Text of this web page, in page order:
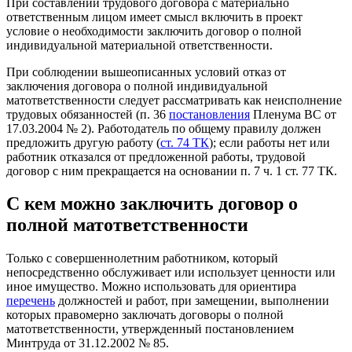
ответственным лицом имеет смысл включить в проект
условие о необходимости заключить договор о полной
индивидуальной материальной ответственности.
При соблюдении вышеописанных условий отказ от
заключения договора о полной индивидуальной
матответственности следует рассматривать как неисполнение
трудовых обязанностей (п. 36 постановления Пленума ВС от
17.03.2004 № 2). Работодатель по общему правилу должен
предложить другую работу (ст. 74 ТК); если работы нет или
работник отказался от предложенной работы, трудовой
договор с ним прекращается на основании п. 7 ч. 1 ст. 77 ТК.
С кем можно заключить договор о
полной матответственности
Только с совершеннолетним работником, который
непосредственно обслуживает или использует ценности или
иное имущество. Можно использовать для ориентира
перечень должностей и работ, при замещении, выполнении
которых правомерно заключать договоры о полной
матответственности, утвержденный постановлением
Минтруда от 31.12.2002 № 85.